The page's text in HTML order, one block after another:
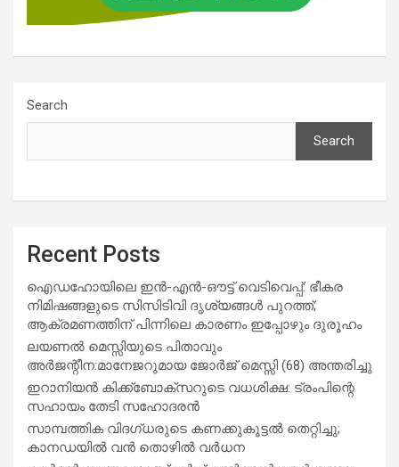
Search
Search
Recent Posts
ഐഡഹോയിലെ ഇൻ-എൻ-ഔട്ട് വെടിവെപ്പ്: ഭീകര
നിമിഷങ്ങളുടെ സിസിടിവി ദൃശ്യങ്ങൾ പുറത്ത്;
ആക്രമണത്തിന് പിന്നിലെ കാരണം ഇപ്പോഴും ദുരൂഹം
ലയണൽ മെസ്സിയുടെ പിതാവും
അർജന്റീന:മാനേജറുമായ ജോർജ് മെസ്സി (68) അന്തരിച്ചു
ഇറാനിയൻ കിക്ക്ബോക്സറുടെ വധശിക്ഷ: ട്രംപിന്റെ
സഹായം തേടി സഹോദരൻ
സാമ്പത്തിക വിദഗ്ധരുടെ കണക്കുകൂട്ടൽ തെറ്റിച്ചു;
കാനഡയിൽ വൻ തൊഴിൽ വർധന